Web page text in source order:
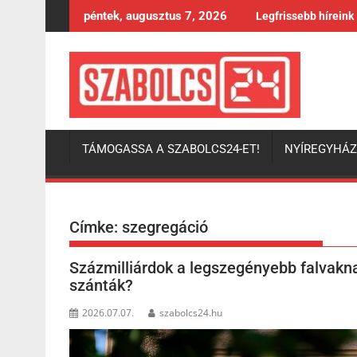
to
péntek, augusztus 7, 2026 Legfrissebb híreink
TÁMOGASSA A SZABOLCS24-ET!
Címke: szegregáció
Százmilliárdok a legszegényebb
szánták?
2026.07.07. szabolcs24.hu